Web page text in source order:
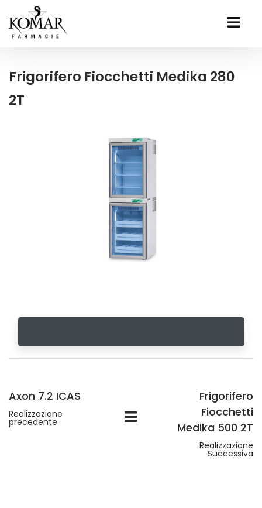
Frigorifero Fiocchetti Medika 280
2T
Axon 7.2 ICAS
Realizzazione
precedente
Frigorifero
Fiocchetti
Medika 500 2T
Realizzazione
Successiva